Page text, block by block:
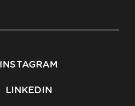
INSTAGRAM
LINKEDIN